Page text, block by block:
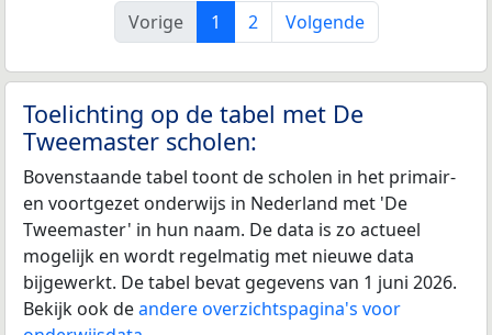
Vorige
1 2 Volgende
Toelichting op de tabel met De
Tweemaster scholen:
Bovenstaande tabel toont de scholen in het primair-
en voortgezet onderwijs in Nederland met 'De
Tweemaster' in hun naam. De data is zo actueel
mogelijk en wordt regelmatig met nieuwe data
bijgewerkt. De tabel bevat gegevens van 1 juni 2026.
Bekijk ook deandere overzichtspagina's voor